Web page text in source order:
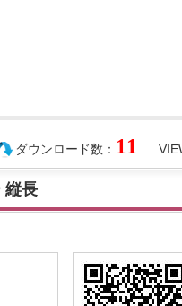
ダウンロード数： 11
縦長